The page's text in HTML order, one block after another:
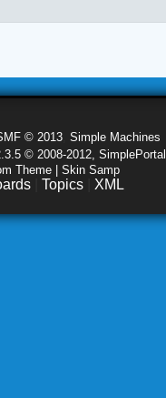
© 2013 Simple Machines
© 2008-2012, SimplePortal
Theme | Skin Samp
Topics XML